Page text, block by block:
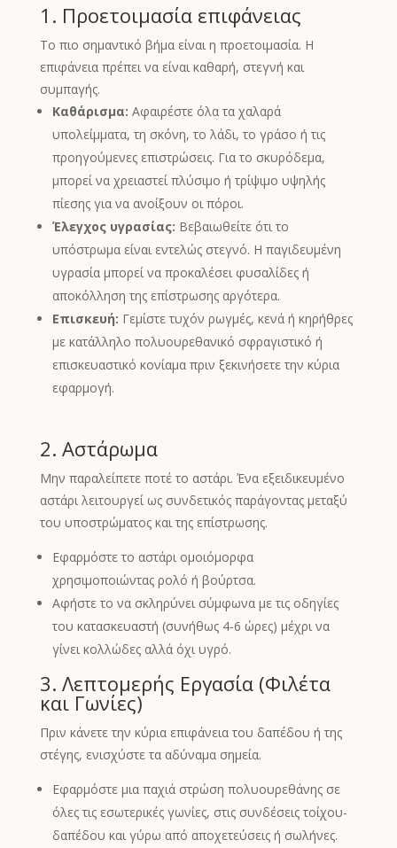
1. Προετοιμασία επιφάνειας
Το πιο σημαντικό βήμα είναι η προετοιμασία. Η
επιφάνεια πρέπει να είναι καθαρή, στεγνή και
συμπαγής.
Καθάρισμα: Αφαιρέστε όλα τα χαλαρά
υπολείμματα, τη σκόνη, το λάδι, το γράσο ή τις
προηγούμενες επιστρώσεις. Για το σκυρόδεμα,
μπορεί να χρειαστεί πλύσιμο ή τρίψιμο υψηλής
πίεσης για να ανοίξουν οι πόροι.
Έλεγχος υγρασίας: Βεβαιωθείτε ότι το
υπόστρωμα είναι εντελώς στεγνό. Η παγιδευμένη
υγρασία μπορεί να προκαλέσει φυσαλίδες ή
αποκόλληση της επίστρωσης αργότερα.
Επισκευή: Γεμίστε τυχόν ρωγμές, κενά ή κηρήθρες
με κατάλληλο πολυουρεθανικό σφραγιστικό ή
επισκευαστικό κονίαμα πριν ξεκινήσετε την κύρια
εφαρμογή.
2. Αστάρωμα
Μην παραλείπετε ποτέ το αστάρι. Ένα εξειδικευμένο
αστάρι λειτουργεί ως συνδετικός παράγοντας μεταξύ
του υποστρώματος και της επίστρωσης.
Εφαρμόστε το αστάρι ομοιόμορφα
χρησιμοποιώντας ρολό ή βούρτσα.
Αφήστε το να σκληρύνει σύμφωνα με τις οδηγίες
του κατασκευαστή (συνήθως 4-6 ώρες) μέχρι να
γίνει κολλώδες αλλά όχι υγρό.
3. Λεπτομερής Εργασία (Φιλέτα
και Γωνίες)
Πριν κάνετε την κύρια επιφάνεια του δαπέδου ή της
στέγης, ενισχύστε τα αδύναμα σημεία.
Εφαρμόστε μια παχιά στρώση πολυουρεθάνης σε
όλες τις εσωτερικές γωνίες, στις συνδέσεις τοίχου-
δαπέδου και γύρω από αποχετεύσεις ή σωλήνες.